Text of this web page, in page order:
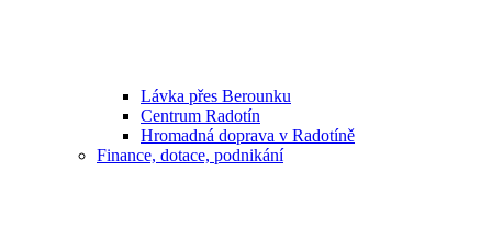
Lávka přes Berounku
Centrum Radotín
Hromadná doprava v Radotíně
Finance, dotace, podnikání